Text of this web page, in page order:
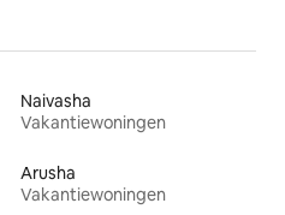
Naivasha
Vakantiewoningen
Arusha
Vakantiewoningen